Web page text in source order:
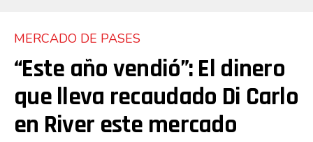
MERCADO DE PASES
“Este año vendió”: El dinero
que lleva recaudado Di Carlo
en River este mercado